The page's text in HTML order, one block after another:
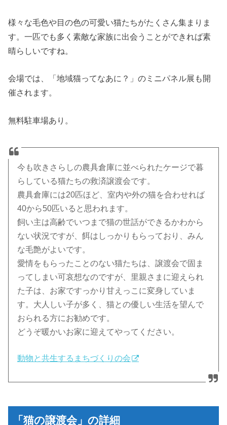
様々な毛色や目の色の可愛い猫たちがたくさん集まりま
す。一匹でも多く素敵な家族に出会うことができれば素
晴らしいですね。
会場では、「地域猫ってなあに？」のミニパネル展も開
催されます。
無料駐車場あり。
今も吹きさらしの農具倉庫に並べられたケージで暮
らしている猫たちの救済譲渡会です。
農具倉庫には20匹ほど、室内や外の猫を合わせれば
40から50匹いると思われます。
飼い主は高齢でいつまで猫の世話ができるかわから
ない状況ですが、餌はしっかりもらっており、みん
な毛艶がよいです。
愛情をもらったことのない猫たちは、譲渡会で固ま
ってしまい可哀想なのですが、里親さまに迎えられ
た子は、お家ですっかり甘えっこに変身していま
す。大人しい子が多く、猫との優しい生活を望んで
おられる方にお勧めです。
どうぞ暖かいお家に迎えてやってください。
動物と共生するまちづくりの会
「猫の譲渡会」の詳細